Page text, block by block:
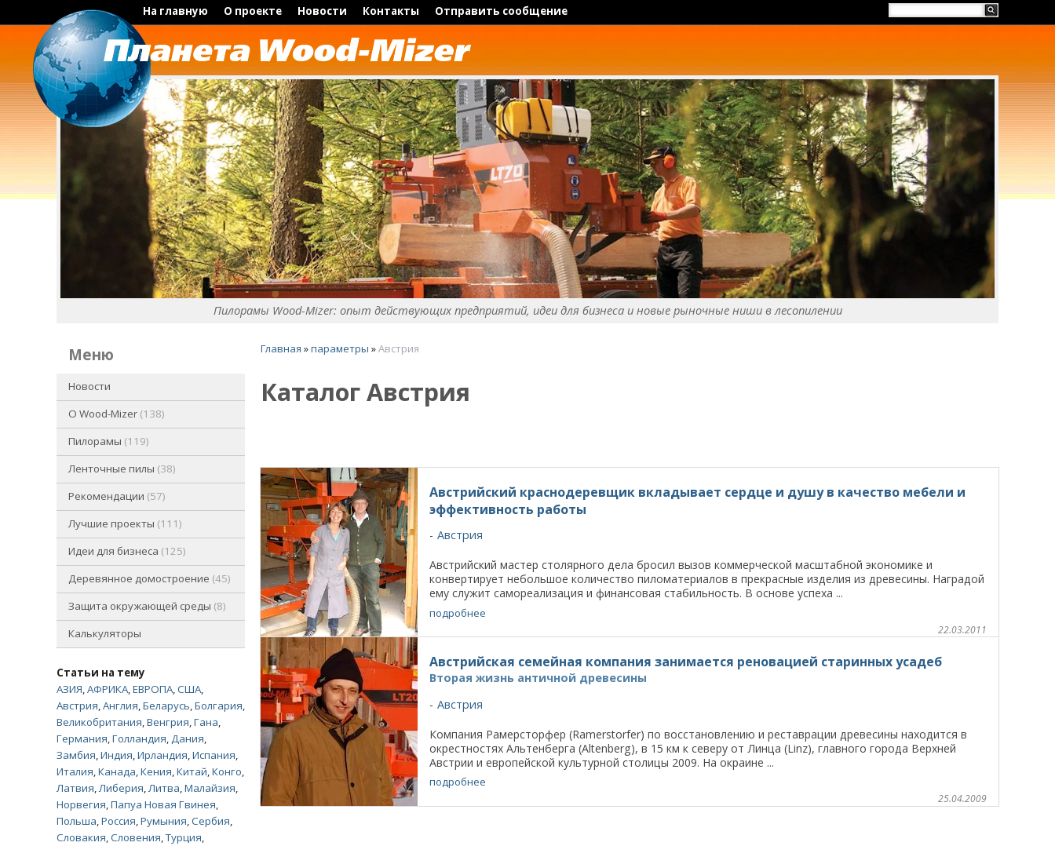
На главную О проекте Новости Контакты Отправить сообщение
Пилорамы Wood-Mizer: опыт действующих предприятий, идеи для бизнеса и новые рыночные ниши в лесопилении
меню
Новости
O Wood-Mizer 138
Пилорамы 119
Ленточные пилы 38
Рекомендации 57
Лучшие проекты 111
Идеи для бизнеса 125
Деревянное домостроение 45
Защита окружающей среды 8
Калькуляторы
Статьи на тему
АЗИЯ,АФРИКА,ЕВРОПА,США,
Австрия,Англия,Беларусь,Болгария,
Великобритания,Венгрия,Гана,
Германия,Голландия,Дания,
Замбия,Индия,Ирландия,Испания,
Италия,Канада,Кения,Китай,Конго,
Латвия,Либерия,Литва,Малайзия,
Норвегия,Папуа Новая Гвинея,
Польша,Россия,Румыния,Сербия,
Словакия,Словения,Турция,
Главная »параметры »Австрия
Каталог Австрия
Австрийский краснодеревщик вкладывает сердце и душу в качество мебели и
эффективность работы
Австрия
Австрийский мастер столярного дела бросил вызов коммерческой масштабной экономике и
конвертирует небольшое количество пиломатериалов в прекрасные изделия из древесины. Наградой
ему служит самореализация и финансовая стабильность. В основе успеха ...
подробнее
22.03.2011
Австрийская семейная компания занимается реновацией старинных усадеб
Вторая жизнь античной древесины
Австрия
Компания Рамерсторфер (Ramerstorfer) по восстановлению и реставрации древесины находится в
окрестностях Альтенберга (Altenberg), в 15 км к северу от Линца (Linz), главного города Верхней
Австрии и европейской культурной столицы 2009. На окраине ...
подробнее
25.04.2009